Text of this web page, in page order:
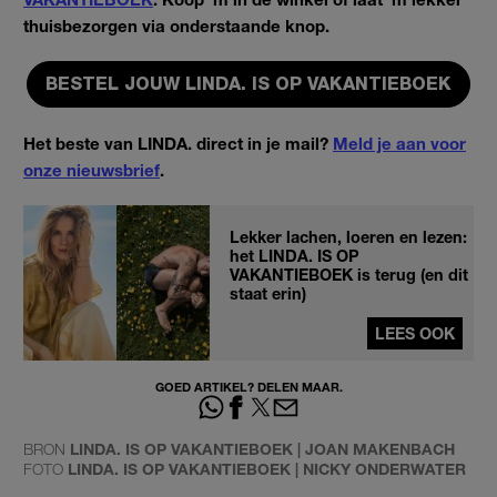
thuisbezorgen via onderstaande knop.
BESTEL JOUW LINDA. IS OP VAKANTIEBOEK
Het beste van LINDA. direct in je mail? Meld je aan voor
onze nieuwsbrief.
Lekker lachen, loeren en lezen:
het LINDA. IS OP
VAKANTIEBOEK is terug (en dit
staat erin)
LEES OOK
GOED ARTIKEL? DELEN MAAR.
BRON LINDA. IS OP VAKANTIEBOEK | JOAN MAKENBACH
FOTO LINDA. IS OP VAKANTIEBOEK | NICKY ONDERWATER